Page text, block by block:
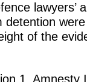
lawyers’
detention
of the
1, Amnesty